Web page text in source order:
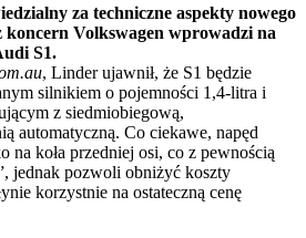
za techniczne aspekty nowego
koncern Volkswagen wprowadzi na
S1.
, Linder ujawnił, że S1 będzie
silnikiem o pojemności 1,4-litra i
z siedmiobiegową,
automatyczną. Co ciekawe, napęd
na koła przedniej osi, co z pewnością
jednak pozwoli obniżyć koszty
korzystnie na ostateczną cenę